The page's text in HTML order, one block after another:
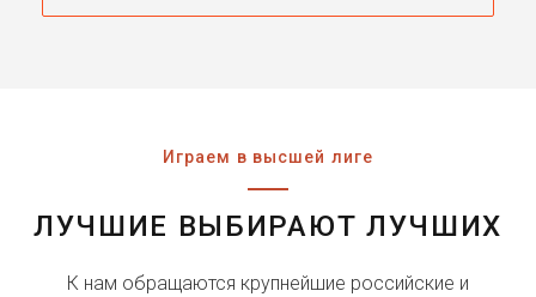
Играем в высшей лиге
ЛУЧШИЕ ВЫБИРАЮТ ЛУЧШИХ
К нам обращаются крупнейшие российские и